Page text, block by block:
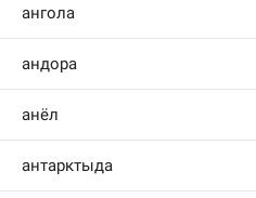
ангола
андора
анёл
антарктыда